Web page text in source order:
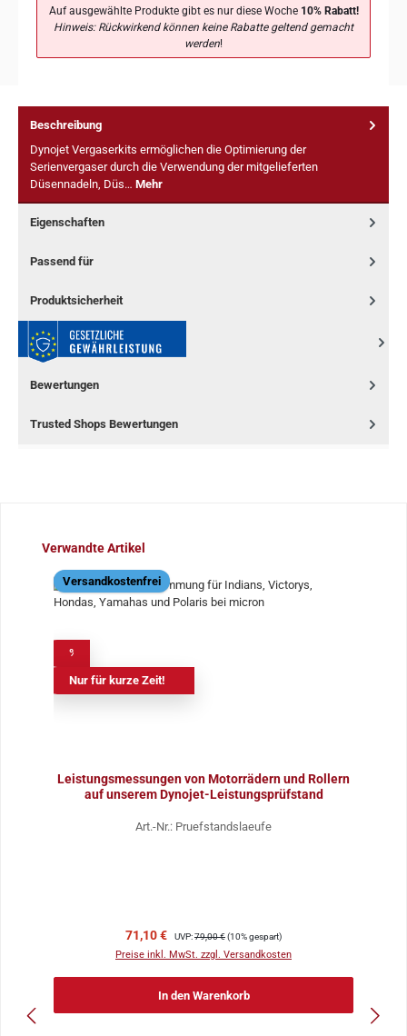
Auf ausgewählte Produkte gibt es nur diese Woche10% Rabatt!
Hinweis: Rückwirkend können keine Rabatte geltend gemacht
werden!
Beschreibung
Dynojet Vergaserkits ermöglichen die Optimierung der
Serienvergaser durch die Verwendung der mitgelieferten
Düsennadeln, Düs… Mehr
Eigenschaften
Passend für
Produktsicherheit
Bewertungen
Trusted Shops Bewertungen
Produktgalerie überspringen
Verwandte Artikel
Versandkostenfrei
Nur für kurze Zeit!
Leistungsmessungen von Motorrädern und Rollern
auf unserem Dynojet-Leistungsprüfstand
Art.-Nr.: Pruefstandslaeufe
Verkaufspreis:
71,10 € Regulärer Preis:
UVP:79,00 €(10% gespart)
Preise inkl. MwSt. zzgl. Versandkosten
In den Warenkorb